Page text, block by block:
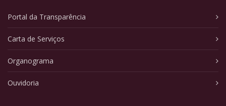
Portal da Transparência
Carta de Serviços
Organograma
Ouvidoria